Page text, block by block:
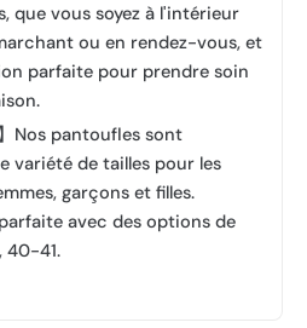
que vous soyez à l'intérieur
ou en rendez-vous, et
parfaite pour prendre soin
Nos pantoufles sont
variété de tailles pour les
garçons et filles.
avec des options de
40-41.